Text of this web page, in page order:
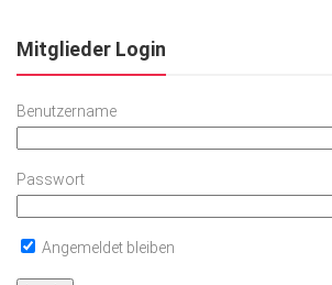
Mitglieder Login
Benutzername
Passwort
Angemeldet bleiben